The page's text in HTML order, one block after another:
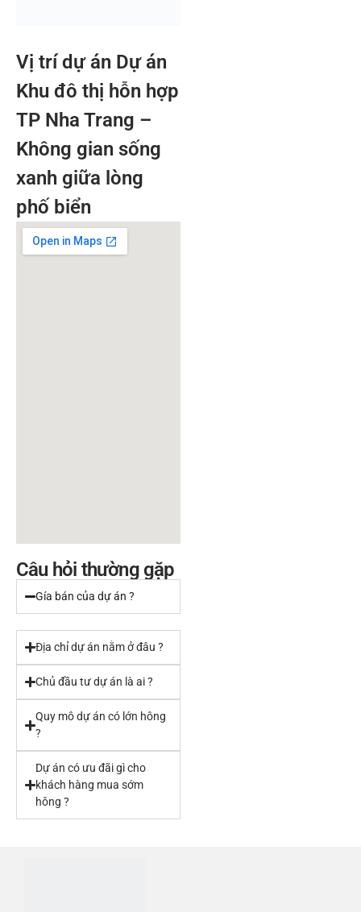
Vị trí dự án Dự án
Khu đô thị hỗn hợp
TP Nha Trang –
Không gian sống
xanh giữa lòng
phố biển
Câu hỏi thường gặp
Gía bán của dự án ?
Địa chỉ dự án nằm ở đâu ?
Chủ đầu tư dự án là ai ?
Quy mô dự án có lớn hông
?
Dự án có ưu đãi gì cho
khách hàng mua sớm
hông ?